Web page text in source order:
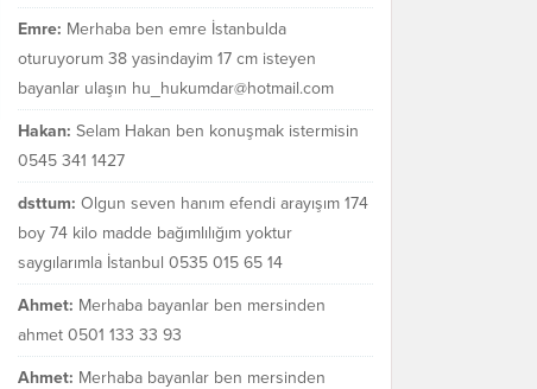
Emre: Merhaba ben emre İstanbulda
oturuyorum 38 yasindayim 17 cm isteyen
bayanlar ulaşın hu_hukumdar@hotmail.com
Hakan: Selam Hakan ben konuşmak istermisin
0545 341 1427
dsttum: Olgun seven hanım efendi arayışım 174
boy 74 kilo madde bağımlılığım yoktur
saygılarımla İstanbul 0535 015 65 14
Ahmet: Merhaba bayanlar ben mersinden
ahmet 0501 133 33 93
Ahmet: Merhaba bayanlar ben mersinden